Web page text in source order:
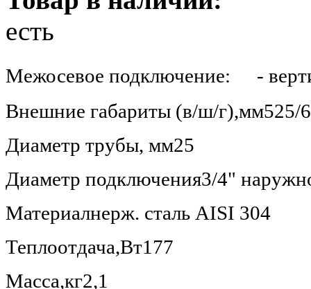
есть
Межосевое подключение:
-
Внешние габариты (в/ш/г),мм525/
Диаметр трубы, мм25
Диаметр подключения3/4"
Материалнерж. сталь AISI 304
Теплоотдача,Вт177
Масса,кг2,1